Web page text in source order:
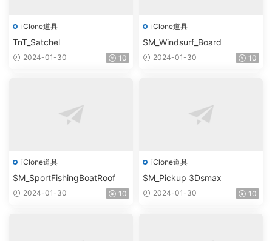
iClone道具
TnT_Satchel
2024-01-30 10
iClone道具
SM_Windsurf_Board
2024-01-30 10
iClone道具
SM_SportFishingBoatRoof
2024-01-30 10
iClone道具
SM_Pickup 3Dsmax
2024-01-30 10